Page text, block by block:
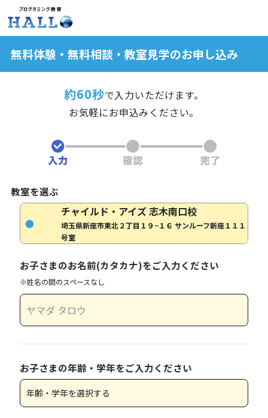
無料体験・無料相談・教室見学のお申し込み
約60秒で入力いただけます。
お気軽にお申込みください。
教室を選ぶ
チャイルド・アイズ 志木南口校
埼玉県新座市東北２丁目１９−１６ サンルーフ新座１１１
号室
お子さまのお名前(カタカナ)をご入力ください
※姓名の間のスペースなし
お子さまの年齢・学年をご入力ください